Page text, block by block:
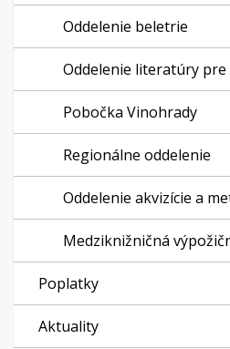
Oddelenie beletrie
Oddelenie literatúry pre
Pobočka Vinohrady
Regionálne oddelenie
Oddelenie akvizície a
Medziknižničná
Poplatky
Aktuality